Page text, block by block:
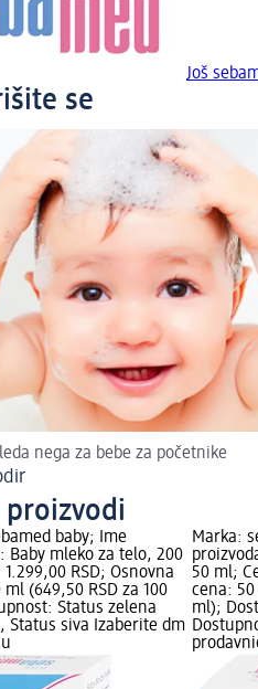
Još
se
nega za bebe za početnike
proizvodi
baby; Ime
Baby mleko za telo, 200
RSD; Osnovna
(649,50 RSD za 100
Status zelena
Status siva Izaberite dm
Marka:
50 ml;
cena: 50
ml);